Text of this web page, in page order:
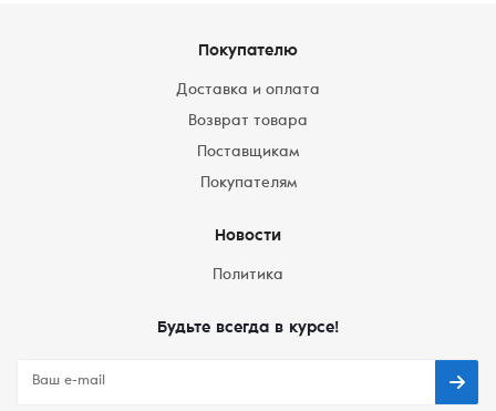
Покупателю
Доставка и оплата
Возврат товара
Поставщикам
Покупателям
Новости
Политика
Будьте всегда в курсе!